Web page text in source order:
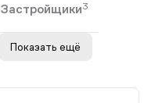
Застройщики3
Показать ещё